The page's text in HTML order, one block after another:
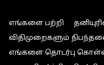
எங்களை பற்றி
விதிமுறைகளும்
எங்களை தொடர்பு